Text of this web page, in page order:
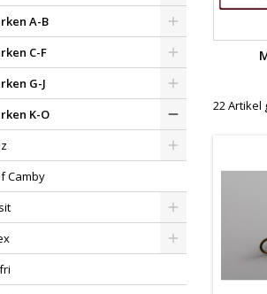
A-B
C-F
G-J
K-O
Camby
22 Artikel